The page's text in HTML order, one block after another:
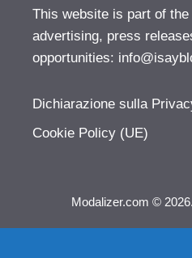
This website is part of
advertising, press
opportunities:
Dichiarazione sulla
Cookie Policy (UE)
Modalizer.com ©